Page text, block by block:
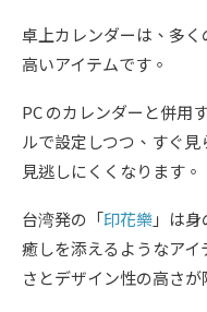
卓上カレンダーは、多
高いアイテムです。
PC のカレンダーと併用
ルで設定しつつ、すぐ
見逃しにくくなります。
台湾発の「印花樂」は
癒しを添えるようなア
さとデザイン性の高さが